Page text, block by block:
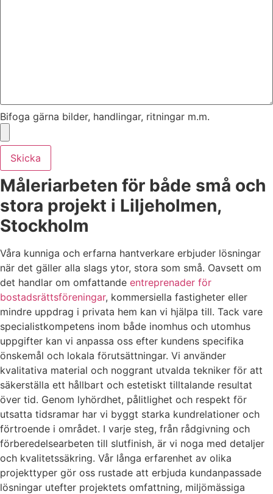
Bifoga gärna bilder, handlingar, ritningar m.m.
Skicka
Måleriarbeten för både små och
stora projekt i Liljeholmen,
Stockholm
Våra kunniga och erfarna hantverkare erbjuder lösningar
när det gäller alla slags ytor, stora som små. Oavsett om
det handlar om omfattande entreprenader för
bostadsrättsföreningar, kommersiella fastigheter eller
mindre uppdrag i privata hem kan vi hjälpa till. Tack vare
specialistkompetens inom både inomhus och utomhus
uppgifter kan vi anpassa oss efter kundens specifika
önskemål och lokala förutsättningar. Vi använder
kvalitativa material och noggrant utvalda tekniker för att
säkerställa ett hållbart och estetiskt tilltalande resultat
över tid. Genom lyhördhet, pålitlighet och respekt för
utsatta tidsramar har vi byggt starka kundrelationer och
förtroende i området. I varje steg, från rådgivning och
förberedelsearbeten till slutfinish, är vi noga med detaljer
och kvalitetssäkring. Vår långa erfarenhet av olika
projekttyper gör oss rustade att erbjuda kundanpassade
lösningar utefter projektets omfattning, miljömässiga